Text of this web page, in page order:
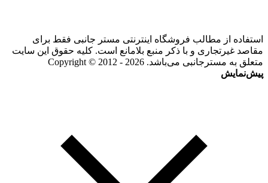
استفاده از مطالب فروشگاه اینترنتی مستر جانبی فقط برای
مقاصد غیرتجاری و با ذکر منبع بلامانع است. کلیه حقوق این سایت
متعلق به مسترجانبی می‌باشد. Copyright © 2012 - 2026
پیش‌نمایش